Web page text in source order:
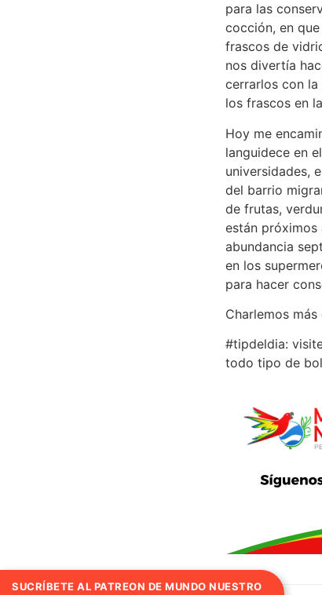
para las
cocción, en
frascos de
nos divertía
cerrarlos con
los frascos en
Hoy me
languidece en
universidades,
del barrio
de frutas,
están próximos
abundancia
en los
para hacer
Charlemos más
#tipdeldia:
todo tipo de
SUCRÍBETE AL PATREON DE MUNDO NUESTRO